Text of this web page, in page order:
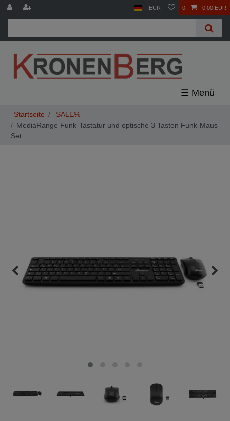
EUR 0 0,00 EUR
☰
SALE%
MediaRange Funk-Tastatur und optische 3 Tasten Funk-Maus
Set